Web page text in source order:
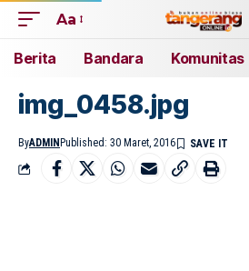
Aa
Berita Bandara Komunitas
img_0458.jpg
ByADMIN Published: 30 Maret, 2016